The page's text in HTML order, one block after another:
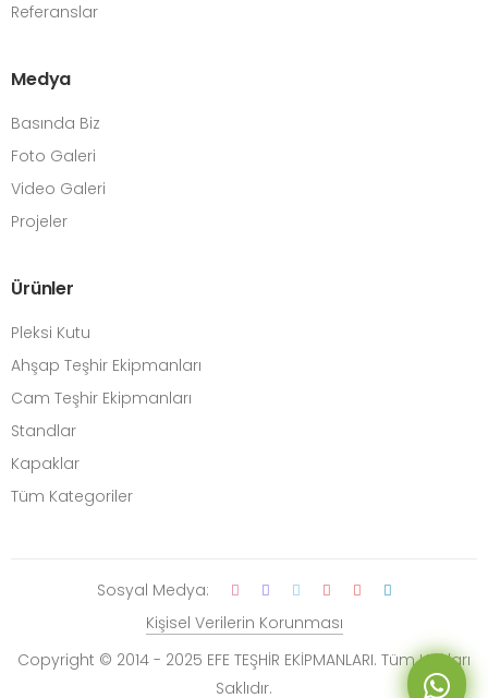
Referanslar
Medya
Basında Biz
Foto Galeri
Video Galeri
Projeler
Ürünler
Pleksi Kutu
Ahşap Teşhir Ekipmanları
Cam Teşhir Ekipmanları
Standlar
Kapaklar
Tüm Kategoriler
Copyright © 2014 - 2025 EFE TEŞHİR EKİPMANLARI. Tüm Hakları
Saklıdır.
Kişisel Verilerin Korunması
Sosyal Medya: